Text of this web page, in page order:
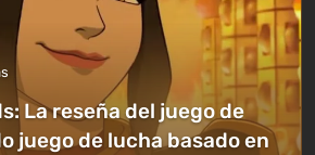
La reseña del juego de
juego de lucha basado en